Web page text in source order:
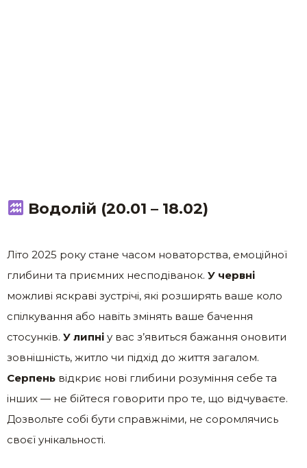
Водолій (20.01 – 18.02)
Літо 2025 року стане часом новаторства, емоційної
глибини та приємних несподіванок. У червні
можливі яскраві зустрічі, які розширять ваше коло
спілкування або навіть змінять ваше бачення
стосунків. У липні у вас з’явиться бажання оновити
зовнішність, житло чи підхід до життя загалом.
Серпень відкриє нові глибини розуміння себе та
інших — не бійтеся говорити про те, що відчуваєте.
Дозвольте собі бути справжніми, не соромлячись
своєї унікальності.